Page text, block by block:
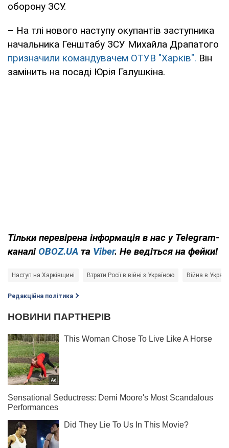
оборону ЗСУ.
– На тлі нового наступу окупантів заступника
начальника Генштабу ЗСУ Михайла Драпатого
призначили командувачем ОТУВ "Харків". Він
замінить на посаді Юрія Галушкіна.
Тільки перевірена інформація в нас у Telegram-
каналі OBOZ.UA та Viber. Не ведіться на фейки!
Наступ на Харківщині Втрати Росії в війні з Україною Війна в Україні
Редакційна політика